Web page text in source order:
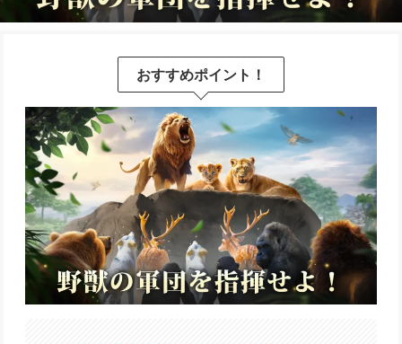
おすすめポイント！